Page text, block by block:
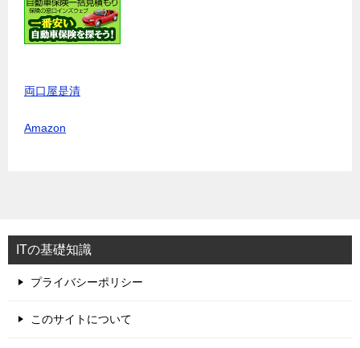
両口屋是清
Amazon
ITの基礎知識
プライバシーポリシー
このサイトについて